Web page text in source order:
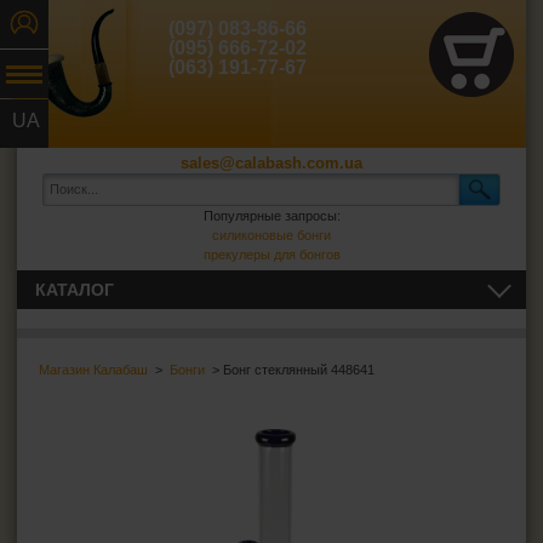
UA
(097) 083-86-66
(095) 666-72-02
(063) 191-77-67
sales@calabash.com.ua
Популярные запросы:
силиконовые бонги
прекулеры для бонгов
Магазин Калабаш > Бонги > Бонг стеклянный 448641
КАТАЛОГ
ВСЁ ДЛЯ СИГАРЕТ И САМОКРУТОК